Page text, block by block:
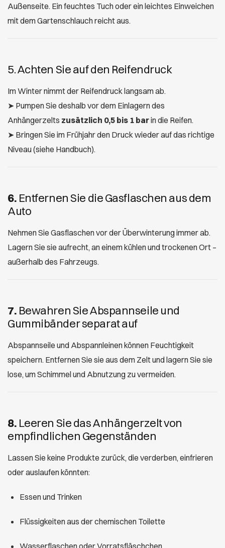
Außenseite. Ein feuchtes Tuch oder ein leichtes Einweichen
mit dem Gartenschlauch reicht aus.
5. Achten Sie auf den Reifendruck
Im Winter nimmt der Reifendruck langsam ab.
➤ Pumpen Sie deshalb vor dem Einlagern des
Anhängerzelts zusätzlich 0,5 bis 1 barin die Reifen.
➤ Bringen Sie im Frühjahr den Druck wieder auf das richtige
Niveau (siehe Handbuch).
6. Entfernen Sie die Gasflaschen aus dem
Auto
Nehmen Sie Gasflaschen vor der Überwinterung immer ab.
Lagern Sie sie aufrecht, an einem kühlen und trockenen Ort –
außerhalb des Fahrzeugs.
7. Bewahren Sie Abspannseile und
Gummibänder separat auf
Abspannseile und Abspannleinen können Feuchtigkeit
speichern. Entfernen Sie sie aus dem Zelt und lagern Sie sie
lose, um Schimmel und Abnutzung zu vermeiden.
8. Leeren Sie das Anhängerzelt von
empfindlichen Gegenständen
Lassen Sie keine Produkte zurück, die verderben, einfrieren
oder auslaufen könnten:
Essen und Trinken
Flüssigkeiten aus der chemischen Toilette
Wasserflaschen oder Vorratsfläschchen